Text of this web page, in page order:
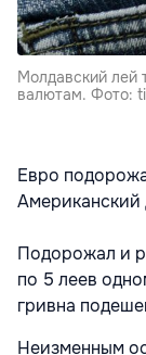
Молдавский лей
валютам. Фото:
Евро
Американский
Подорожал и
по 5 леев
гривна
Неизменным